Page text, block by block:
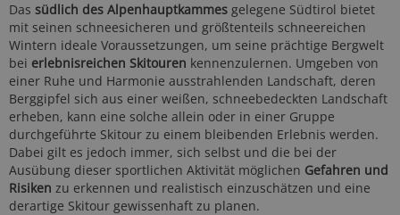
Das südlich des Alpenhauptkammes gelegene Südtirol bietet
mit seinen schneesicheren und größtenteils schneereichen
Wintern ideale Voraussetzungen, um seine prächtige Bergwelt
bei erlebnisreichen Skitouren kennenzulernen. Umgeben von
einer Ruhe und Harmonie ausstrahlenden Landschaft, deren
Berggipfel sich aus einer weißen, schneebedeckten Landschaft
erheben, kann eine solche allein oder in einer Gruppe
durchgeführte Skitour zu einem bleibenden Erlebnis werden.
Dabei gilt es jedoch immer, sich selbst und die bei der
Ausübung dieser sportlichen Aktivität möglichen Gefahren und
Risiken zu erkennen und realistisch einzuschätzen und eine
derartige Skitour gewissenhaft zu planen.